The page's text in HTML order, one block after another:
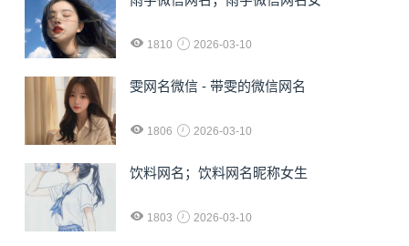
1810 2026-03-10
雯网名微信 - 带雯的微信网名
1806 2026-03-10
饮料网名；饮料网名昵称女生
1803 2026-03-10